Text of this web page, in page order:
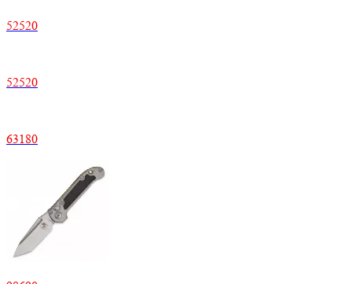
52520
52520
63180